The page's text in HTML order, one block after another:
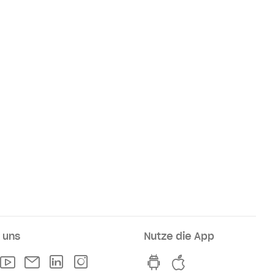
uns
FacebookYoutubeNewsletterLinkedln
Nutze die App
hvv switch App